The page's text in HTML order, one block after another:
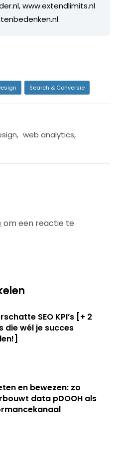
www.extendlimits.nl
Search & Conversie
, web analytics,
om een reactie te
SEO KPI’s [+ 2
die wél je succes
en bewezen: zo
data pDOOH als